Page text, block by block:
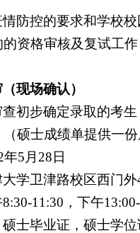
防控的要求和学校
资格审核及复试工
（现场确认）
初步确定录取的考
硕士成绩单提供一份
年5 月 28 日
学卫津路校区西门外
8:30-11:30 ，下午
士毕业证，硕士学